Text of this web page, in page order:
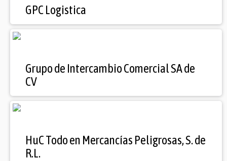
GPC Logistica
Grupo de Intercambio Comercial SA de
CV
HuC Todo en Mercancías Peligrosas, S. de
R.L.